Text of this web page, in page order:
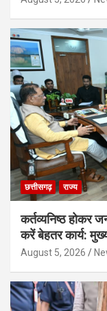
छत्तीसगढ़ राज्य
कर्तव्यनिष्ठ होकर
करें बेहतर कार्य:
August 5, 2026